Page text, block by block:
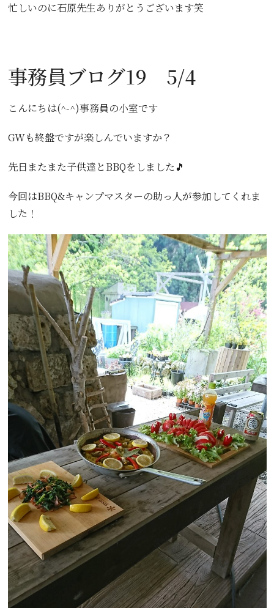
忙しいのに石原先生ありがとうございます笑
事務員ブログ19 5/4
こんにちは(^-^)事務員の小室です
GWも終盤ですが楽しんでいますか？
先日またまた子供達とBBQをしました🎵
今回はBBQ&キャンプマスターの助っ人が参加してくれま
した！